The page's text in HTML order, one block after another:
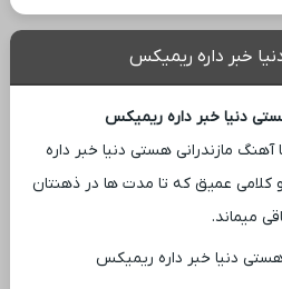
خبر داره ریمیکس
دنیا خبر داره ریمیکس
مازندرانی هستی دنیا خبر داره
عمیق که تا مدت ‌ها در ذهنتان
میماند.